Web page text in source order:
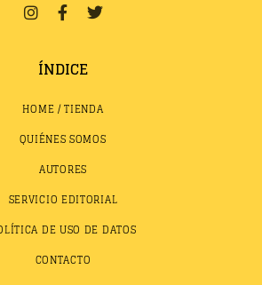
ÍNDICE
HOME / TIENDA
QUIÉNES SOMOS
AUTORES
SERVICIO EDITORIAL
DE USO DE DATOS
CONTACTO